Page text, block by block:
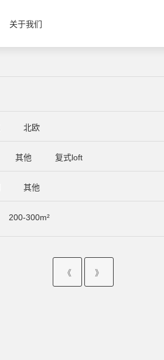
关于我们
北欧
其他 复式loft
其他
200-300m²
《 》